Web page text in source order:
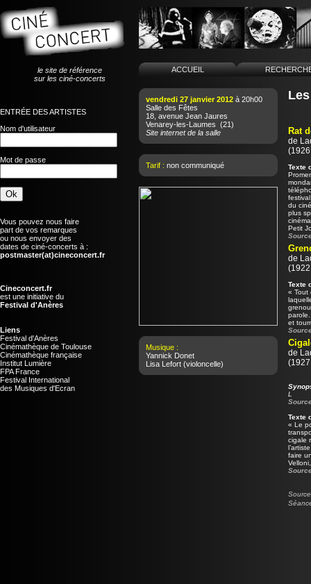
le site de référence
sur les ciné-concerts
ENTRÉE DES ARTISTES
Nom d'utilisateur
Mot de passe
Vous pouvez nous faire
part de vos remarques
ou nous envoyer des
dates de ciné-concerts à :
postmaster(at)cineconcert.fr
Cineconcert.fr
est une initiative du
Festival d'Anères
Liens
Festival d'Anères
Cinémathèque de Toulouse
Cinémathèque française
Institut Lumière
FPA France
Festival International
des Musiques d'Ecran
ACCUEIL
vendredi 27 janvier 2012 à 20h00
Salle des Fêtes
18, avenue Jean Jaures
Venarey-les-Laumes (21)
Site internet de la salle
Tarif : non communiqué
Musique :
Yannick Donet
Lisa Lefort (violoncelle)
Rat
de
Texte
du
plus
Petit
de
Texte
« Tout
et
de
L
Texte
« Le
cigale
faire